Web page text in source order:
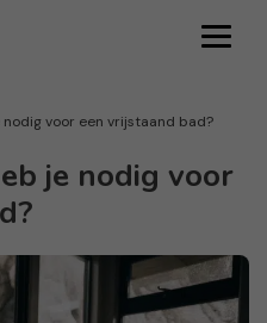
voor een vrijstaand bad?
je nodig voor